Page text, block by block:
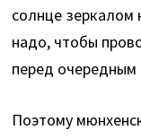
солнце зеркалом
надо, чтобы
перед
Поэтому